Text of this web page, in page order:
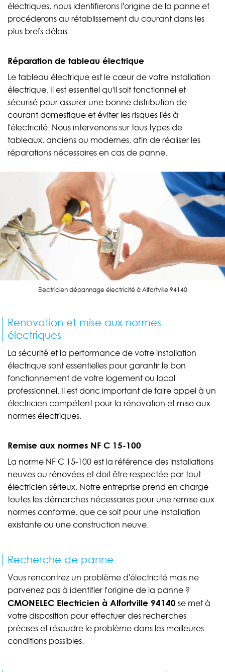
électriques, nous identifierons l'origine de la panne et
procéderons au rétablissement du courant dans les
plus brefs délais.
Réparation de tableau électrique
Le tableau électrique est le cœur de votre installation
électrique. Il est essentiel qu'il soit fonctionnel et
sécurisé pour assurer une bonne distribution de
courant domestique et éviter les risques liés à
l'électricité. Nous intervenons sur tous types de
tableaux, anciens ou modernes, afin de réaliser les
réparations nécessaires en cas de panne.
Electricien dépannage électricité à Alfortville 94140
Renovation et mise aux normes
électriques
La sécurité et la performance de votre installation
électrique sont essentielles pour garantir le bon
fonctionnement de votre logement ou local
professionnel. Il est donc important de faire appel à un
électricien compétent pour la rénovation et mise aux
normes électriques.
Remise aux normes NF C 15-100
La norme NF C 15-100 est la référence des installations
neuves ou rénovées et doit être respectée par tout
électricien sérieux. Notre entreprise prend en charge
toutes les démarches nécessaires pour une remise aux
normes conforme, que ce soit pour une installation
existante ou une construction neuve.
Recherche de panne
Vous rencontrez un problème d'électricité mais ne
parvenez pas à identifier l'origine de la panne ?
CMONELEC Electricien à Alfortville 94140 se met à
votre disposition pour effectuer des recherches
précises et résoudre le problème dans les meilleures
conditions possibles.